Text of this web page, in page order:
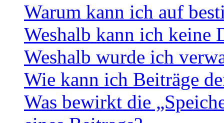
Warum kann ich auf
Weshalb kann ich keine
Weshalb wurde ich
Wie kann ich Beiträge
Was bewirkt die